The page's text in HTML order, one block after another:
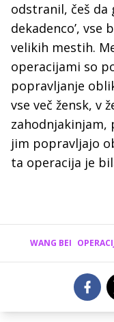
odstranil, češ da
dekadenco’, vse
velikih mestih.
operacijami so
popravljanje
vse več žensk, v
zahodnjakinjam,
jim popravljajo
ta operacija je
WANG BEI